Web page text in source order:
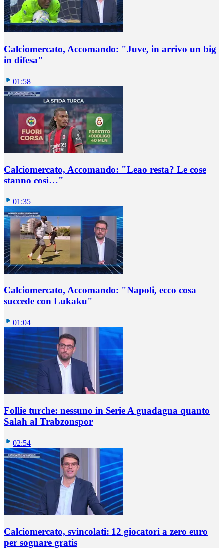
Calciomercato, Accomando: "Juve, in arrivo un big
in difesa"
01:58
Calciomercato, Accomando: "Leao resta? Le cose
stanno così…"
01:35
Calciomercato, Accomando: "Napoli, ecco cosa
succede con Lukaku"
01:04
Follie turche: nessuno in Serie A guadagna quanto
Salah al Trabzonspor
02:54
Calciomercato, svincolati: 12 giocatori a zero euro
per sognare gratis